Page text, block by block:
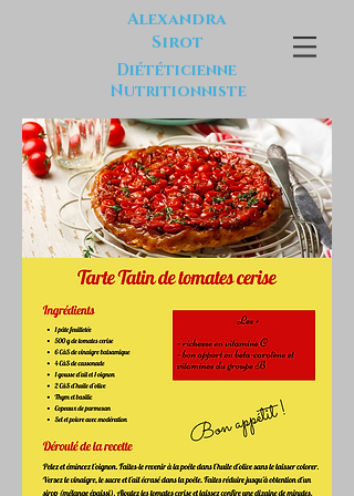
Alexandra
Sirot
Diététicienne
Nutritionniste